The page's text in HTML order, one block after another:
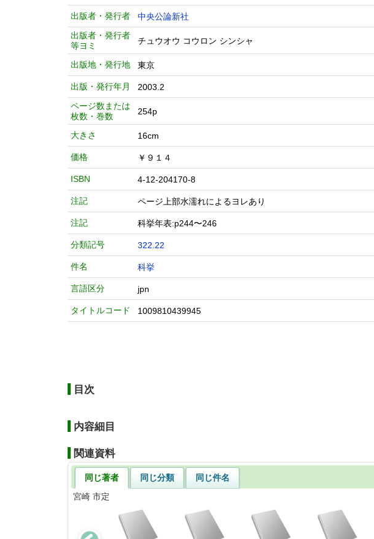
出版者・発行者
中央公論新社
出版者・発行者
等ヨミ
チュウオウ コウロン シンシャ
出版地・発行地 東京
出版・発行年月
2003.2
ページ数または
枚数・巻数
254p
大きさ 16cm
価格 ￥９１４
ISBN 4-12-204170-8
注記 ページ上部水濡れによるヨレあり
注記 科挙年表:p244〜246
分類記号 322.22
件名 科挙
言語区分 jpn
タイトルコード 1009810439945
目次
内容細目
関連資料
同じ著者 同じ分類
同じ件名
宮崎 市定